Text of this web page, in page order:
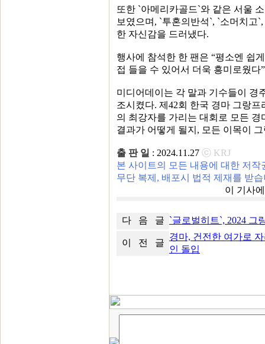
또한 `아메리카골드`와 같은 서울
보였으며, `투혼의반석`, `소머치고
한 자신감을 드러냈다.
행사에 참석한 한 팬은 “평소엔 쉽
접 들을 수 있어서 더욱 흥미로웠
미디어데이는 각 말과 기수들이 경
조시켰다. 제42회 한국 경마 그랑
의 최강자를 가리는 대회로 모든
결과가 어떻게 될지, 모든 이목이
출 판 일 : 2024.11.27 ⓒ KRJ
본 사이트의 모든 내용에 대한 저
무단 복제, 배포시 법적 제재를 받
이 기사
다 음 글 `글로벌히트`, 2024 그
이 전 글
경마, 건전한 여가로
인 돌입